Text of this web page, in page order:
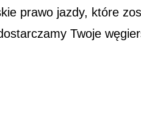
prawo jazdy, które
Twoje